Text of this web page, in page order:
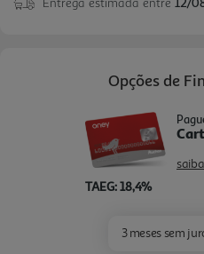
Opções de
TAEG: 18,4%
3 meses sem